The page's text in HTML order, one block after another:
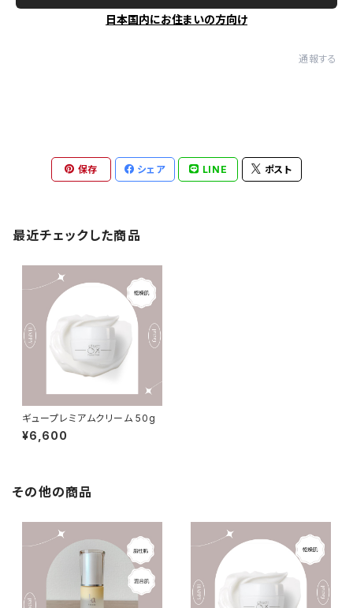
日本国内にお住まいの方向け
通報する
保存 シェア LINE ポスト
最近チェックした商品
ギュープレミアムクリーム 50g
¥6,600
その他の商品